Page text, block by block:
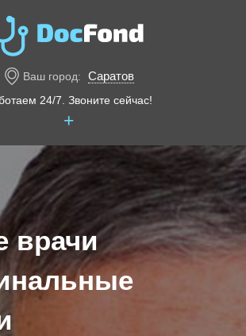
Ваш город: Саратов
24/7. Звоните сейчас!
+
врачи